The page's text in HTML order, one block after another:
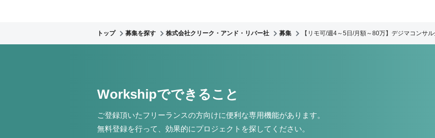
トップ 募集を探す 株式会社クリーク・アンド・リバー社 募集 【リモ可/週4～5日/月額～80万】デジマコンサ
Workshipでできること
ご登録頂いたフリーランスの方向けに便利な専用機能があります。
無料登録を行って、効果的にプロジェクトを探してください。